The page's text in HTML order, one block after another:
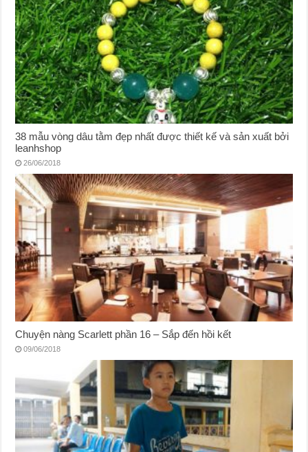
38 mẫu vòng dâu tằm đẹp nhất được thiết kế và sản xuất bởi
leanhshop
26/06/2018
Chuyện nàng Scarlett phần 16 – Sắp đến hồi kết
09/06/2018